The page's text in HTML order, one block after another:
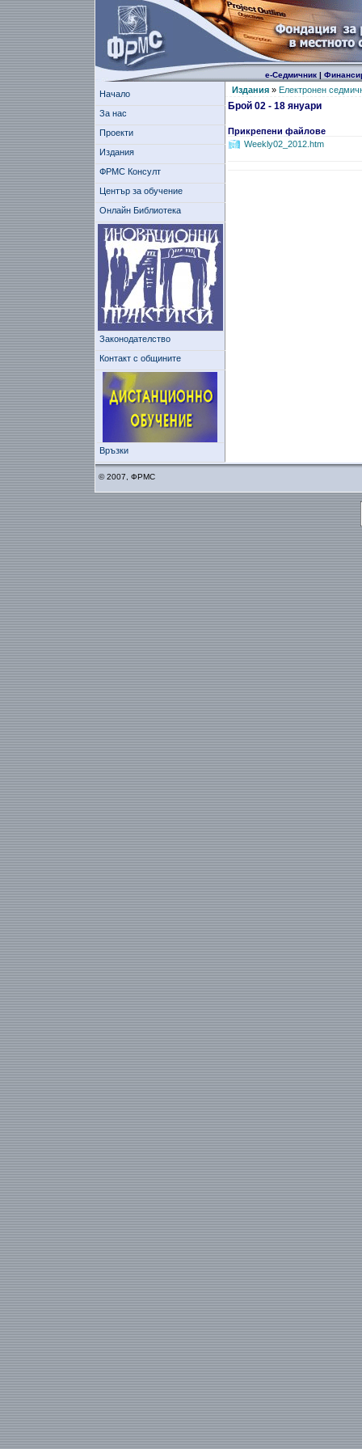
е-Седмичник|
Начало
За нас
Проекти
Издания
ФРМС Консулт
Център за обучение
Онлайн Библиотека
Законодателство
Контакт с общините
Връзки
Издания» Електронен
Брой 02 - 18 януари
Прикрепени файлове
Weekly02_2012.htm
© 2007, ФРМС